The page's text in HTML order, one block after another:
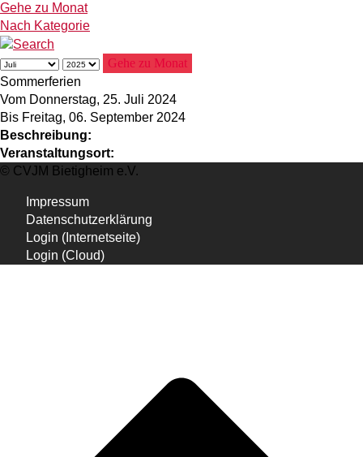
Gehe zu Monat
Nach Kategorie
Gehe zu Monat
Sommerferien
Vom Donnerstag, 25. Juli 2024
Bis Freitag, 06. September 2024
Beschreibung:
Veranstaltungsort:
© CVJM Bietigheim e.V.
Impressum
Datenschutzerklärung
Login (Internetseite)
Login (Cloud)